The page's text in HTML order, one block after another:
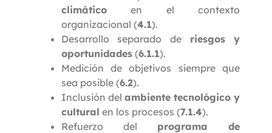
climáticoen el contexto
organizacional (4.1).
Desarrollo separado de riesgos y
oportunidades(6.1.1).
Medición de objetivos siempre que
sea posible (6.2).
Inclusión del ambiente tecnológico y
cultural en los procesos (7.1.4).
Refuerzo del programa de